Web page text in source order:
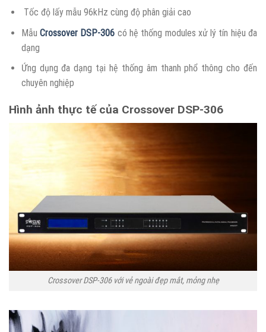
Tốc độ lấy mẫu 96kHz cùng độ phân giải cao
MẫuCrossover DSP-306 có hệ thống modules xử lý tín hiệu đa
dạng
Ứng dụng đa dạng tại hệ thống âm thanh phổ thông cho đến
chuyên nghiệp
Hình ảnh thực tế của Crossover DSP-306
Crossover DSP-306 với vẻ ngoài đẹp mắt, mỏng nhẹ